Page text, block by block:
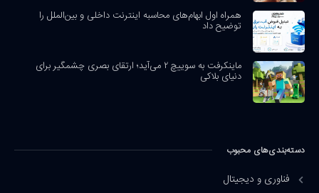
همراه اول ابهام‌های محاسبه اینترنت داخلی و بین‌الملل را
توضیح داد
ماینکرفت به سوییچ ۲ می‌آید؛ ارتقای بصری چشمگیر برای
دنیای بلاکی
دسته‌بندی‌های محبوب
فناوری و دیجیتال